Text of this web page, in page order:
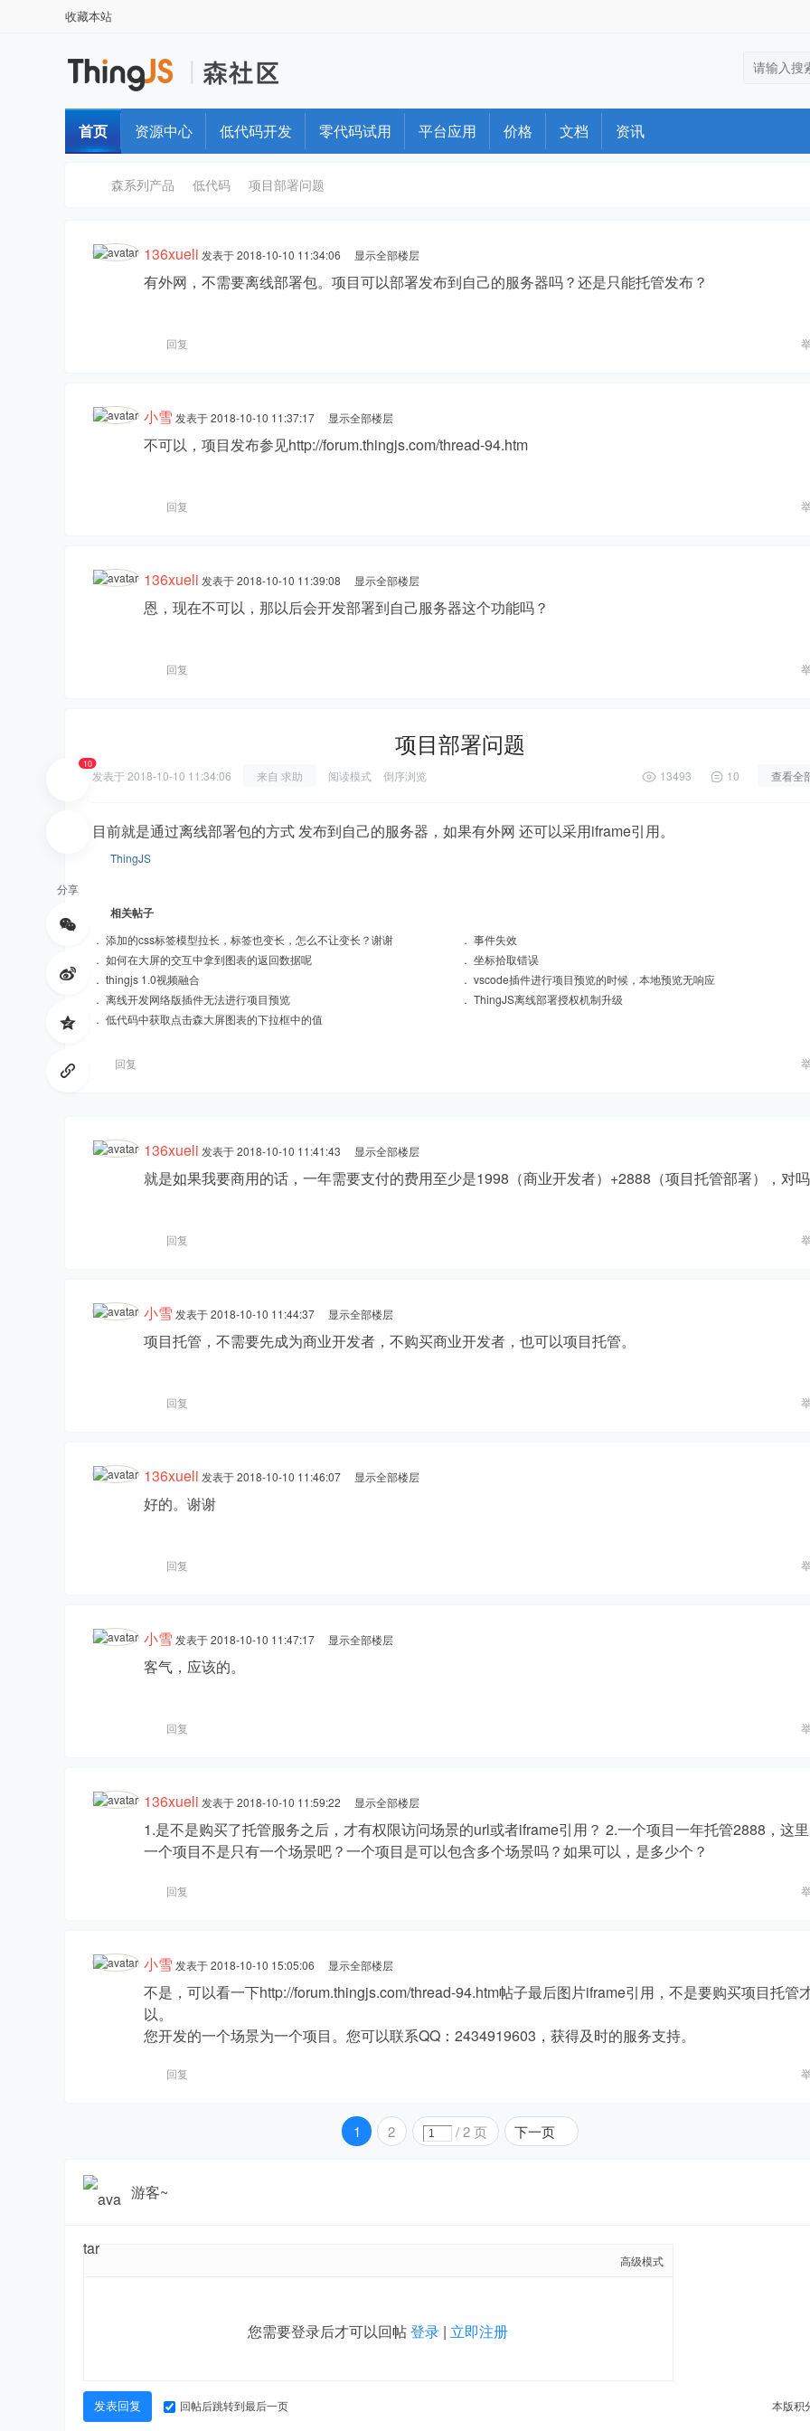
收藏本站
首页 资源中心 低代码开发 零代码试用 平台应用 价格 文档 资讯
10
分享
者
›
森系列产品
›
低代码 项目部署问题
136xueli 发表于 2018-10-10 11:34:06 显示全部楼层
有外网，不需要离线部署包。项目可以部署发布到自己的服务器吗？还是只能托管发布？
回复
小雪 发表于 2018-10-10 11:37:17 显示全部楼层
不可以，项目发布参见http://forum.thingjs.com/thread-94.htm
回复
136xueli 发表于 2018-10-10 11:39:08 显示全部楼层
恩，现在不可以，那以后会开发部署到自己服务器这个功能吗？
回复
项目部署问题
发表于2018-10-10 11:34:06 来自 求助 阅读模式 倒序浏览 13493 10 查看全
目前就是通过离线部署包的方式 发布到自己的服务器，如果有外网 还可以采用iframe引用。
ThingJS
相关帖子
． 添加的css标签模型拉长，标签也变长，怎么不让变长？谢谢 ． 事件失效
． 如何在大屏的交互中拿到图表的返回数据呢 ． 坐标拾取错误
． thingjs 1.0视频融合 ． vscode插件进行项目预览的时候，本地预览无响应
． 离线开发网络版插件无法进行项目预览 ． ThingJS离线部署授权机制升级
． 低代码中获取点击森大屏图表的下拉框中的值
回复
136xueli 发表于 2018-10-10 11:41:43 显示全部楼层
就是如果我要商用的话，一年需要支付的费用至少是1998（商业开发者）+2888（项目托管部署），对
回复
小雪 发表于 2018-10-10 11:44:37 显示全部楼层
项目托管，不需要先成为商业开发者，不购买商业开发者，也可以项目托管。
回复
136xueli 发表于 2018-10-10 11:46:07 显示全部楼层
好的。谢谢
回复
小雪 发表于 2018-10-10 11:47:17 显示全部楼层
客气，应该的。
回复
136xueli 发表于 2018-10-10 11:59:22 显示全部楼层
1.是不是购买了托管服务之后，才有权限访问场景的url或者iframe引用？ 2.一个项目一年托管2888，这
一个项目不是只有一个场景吧？一个项目是可以包含多个场景吗？如果可以，是多少个？
回复
小雪 发表于 2018-10-10 15:05:06 显示全部楼层
不是，可以看一下http://forum.thingjs.com/thread-94.htm帖子最后图片iframe引用，不是要购买项目托管
以。
您开发的一个场景为一个项目。您可以联系QQ：2434919603，获得及时的服务支持。
回复
1 2 / 2 页 下一页
游客~
高级模式
您需要登录后才可以回帖登录 | 立即注册
本版积
发表回复 回帖后跳转到最后一页